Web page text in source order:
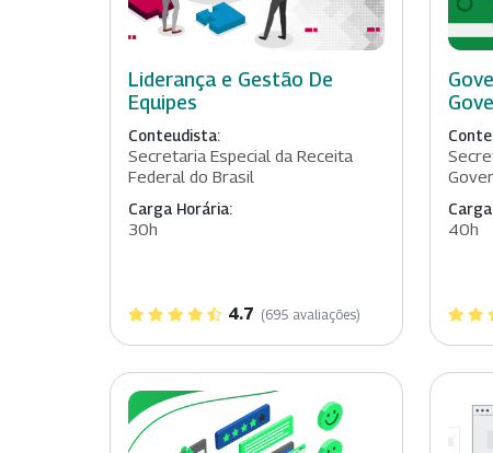
Liderança e Gestão De
Equipes
Conteudista:
Secretaria Especial da Receita
Federal do Brasil
Carga Horária:
30h
4.7 (695 avaliações)
40h